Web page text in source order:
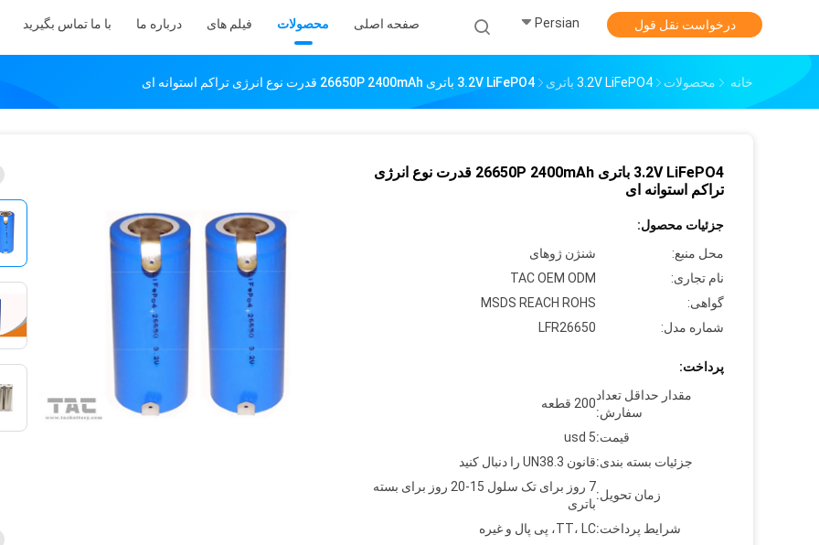
صفحه اصلی محصولات فیلم های درباره ما با ما تماس بگیرید Persian درخواست نقل قول
خانه محصولات 3.2V LiFePO4 باتری 3.2V LiFePO4 باتری 26650P 2400mAh قدرت نوع انرژی تراکم استوانه ای
3.2V LiFePO4 باتری 26650P 2400mAh قدرت نوع انرژی
تراکم استوانه ای
جزئیات محصول:
محل منبع:
شنژن ژوهای
نام تجاری:
TAC OEM ODM
گواهی:
MSDS REACH ROHS
شماره مدل:
LFR26650
پرداخت:
مقدار حداقل تعداد
سفارش:
200 قطعه
قیمت:usd 5
جزئیات بسته بندی:قانون UN38.3 را دنبال کنید
زمان تحویل:
7 روز برای تک سلول 15-20 روز برای بسته
باتری
شرایط پرداخت:TT، LC، پی پال و غیره